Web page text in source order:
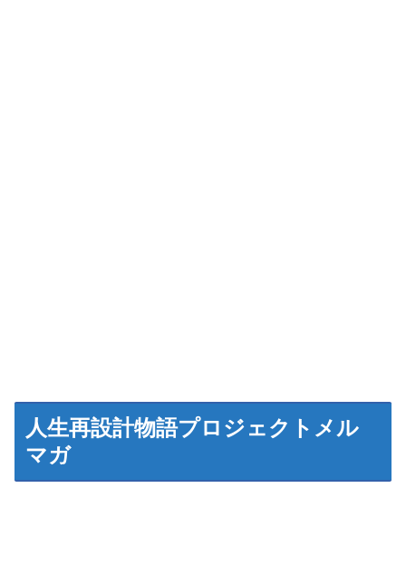
人生再設計物語プロジェクトメル
マガ